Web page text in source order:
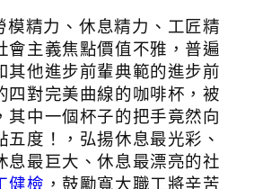
模精力、休息精力、工匠精
會主義焦點價值不雅，普遍
其他進步前輩典範的進步前
四對完美曲線的咖啡杯，被
其中一個杯子的把手竟然向
五度！，弘揚休息最光彩、
息最巨大、休息最漂亮的社
健檢 ，鼓勵寬大職工將辛苦